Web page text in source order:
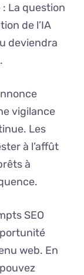
: La question
de l’IA
deviendra
vigilance
Les
à l’affût
à
SEO
web. En